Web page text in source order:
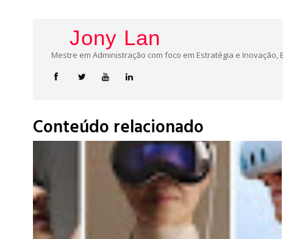
Jony Lan
Mestre em Administração com foco em Estratégia e
Conteúdo relacionado